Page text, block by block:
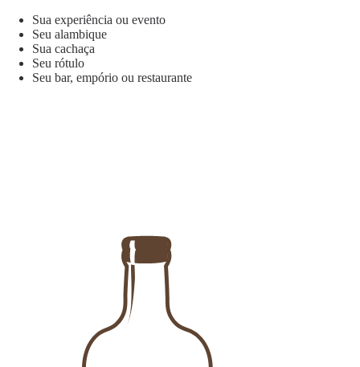
Sua experiência ou evento
Seu alambique
Sua cachaça
Seu rótulo
Seu bar, empório ou restaurante